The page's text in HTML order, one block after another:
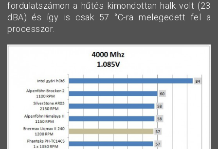
fordulatszámon a hűtés kimondottan halk volt (23
dBA) és így is csak 57 °C-ra melegedett fel a
processzor.